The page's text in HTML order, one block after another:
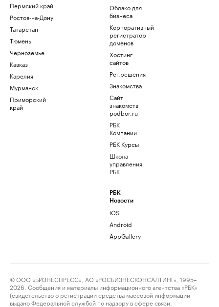
Пермский край
Ростов-на-Дону
Татарстан
Тюмень
Черноземье
Кавказ
Карелия
Мурманск
Приморский
край
Облако для
бизнеса
Корпоративный
регистратор
доменов
Хостинг
сайтов
Рег.решения
Знакомства
Сайт
знакомств
podbor.ru
РБК
Компании
РБК Курсы
Школа
управления
РБК
РБК
Новости
iOS
Android
AppGallery
© ООО «БИЗНЕСПРЕСС», АО «РОСБИЗНЕСКОНСАЛТИНГ», 1995–
2026. Сообщения и материалы информационного агентства «РБК»
(свидетельство о регистрации средства массовой информации
выдано Федеральной службой по надзору в сфере связи,